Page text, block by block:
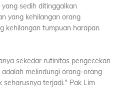
sedih ditinggalkan
yang kehilangan orang
kehilangan tumpuan harapan
sekedar rutinitas pengecekan
melindungi orang-orang
terjadi." Pak Lim